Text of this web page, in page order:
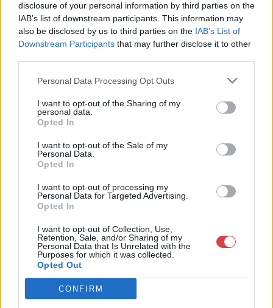
disclosure of your personal information by third parties on the
IAB’s list of downstream participants. This information may
also be disclosed by us to third parties on the IAB’s List of
Downstream Participants that may further disclose it to other
Personal Data Processing Opt Outs
I want to opt-out of the Sharing of my
personal data.
Opted In
I want to opt-out of the Sale of my
Personal Data.
Opted In
I want to opt-out of processing my
Personal Data for Targeted Advertising.
Opted In
I want to opt-out of Collection, Use,
Retention, Sale, and/or Sharing of my
Personal Data that Is Unrelated with the
Purposes for which it was collected.
Opted Out
CONFIRM
Weboldal: http://bav-art.hu
Bemutatkozás: Az ország legnagyobb múltú, 240 esztendeje
jogfolytonosan működő magyar vállalkozásaként a BÁV ZRt.
óriási tapasztalatával, szakmai tekintélyével és
megbízhatóságával hagyományosan a magyar
megújult BÁV Aukciósház mára a magyarországi
műkereskedelem egyik legfontosabb színterévé, kereskedelmi
és árverési központtá vált. . Hazánk legnagyobb
műkereskedelmi üzlethálózatával rendelkező BÁV ZRt.
eladni, vagy venni kívánók rendelkezésére.
KAPCSOLÓDÓ MŰTÁRGYAK